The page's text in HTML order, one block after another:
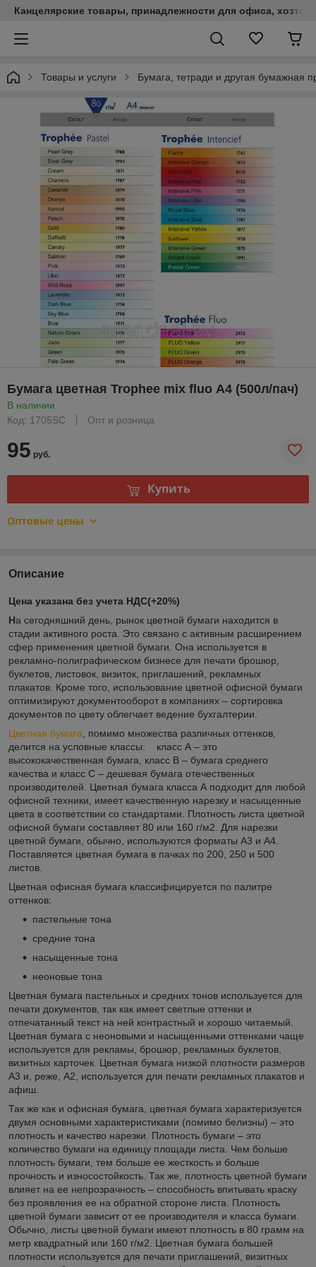
Канцелярские товары, принадлежности для офиса,
Товары и услуги Бумага, тетради и другая бумажная
Бумага цветная Trophee mix fluo А4 (500л/пач)
В наличии
Код: 1705SC
Опт и розница
95 руб.
Купить
Оптовые цены
Описание
Цена указана без учета НДС(+20%)
На сегодняшний день, рынок цветной бумаги находится в
стадии активного роста. Это связано с активным расширением
сфер применения цветной бумаги. Она используется в
рекламно-полиграфическом бизнесе для печати брошюр,
буклетов, листовок, визиток, приглашений, рекламных
плакатов. Кроме того, использование цветной офисной бумаги
оптимизируют документооборот в компаниях – сортировка
документов по цвету облегчает ведение бухгалтерии.
Цветная бумага , помимо множества различных оттенков,
делится на условные классы: класс А – это
высококачественная бумага, класс В – бумага среднего
качества и класс С – дешевая бумага отечественных
производителей. Цветная бумага класса А подходит для любой
офисной техники, имеет качественную нарезку и насыщенные
цвета в соответствии со стандартами. Плотность листа цветной
офисной бумаги составляет 80 или 160 г/м2. Для нарезки
цветной бумаги, обычно, используются форматы А3 и А4.
Поставляется цветная бумага в пачках по 200, 250 и 500
листов.
Цветная офисная бумага классифицируется по палитре
оттенков:
пастельные тона
средние тона
насыщенные тона
неоновые тона
Цветная бумага пастельных и средних тонов используется для
печати документов, так как имеет светлые оттенки и
отпечатанный текст на ней контрастный и хорошо читаемый.
Цветная бумага с неоновыми и насыщенными оттенками чаще
используется для рекламы, брошюр, рекламных буклетов,
визитных карточек. Цветная бумага низкой плотности размеров
А3 и, реже, А2, используется для печати рекламных плакатов и
афиш.
Так же как и офисная бумага, цветная бумага характеризуется
двумя основными характеристиками (помимо белизны) – это
плотность и качество нарезки. Плотность бумаги – это
количество бумаги на единицу площади листа. Чем больше
плотность бумаги, тем больше ее жесткость и больше
прочность и износостойкость. Так же, плотность цветной бумаги
влияет на ее непрозрачность – способность впитывать краску
без проявления ее на обратной стороне листа. Плотность
цветной бумаги зависит от ее производителя и класса бумаги.
Обычно, листы цветной бумаги имеют плотность в 80 грамм на
метр квадратный или 160 г/м2. Цветная бумага большей
плотности используется для печати приглашений, визитных